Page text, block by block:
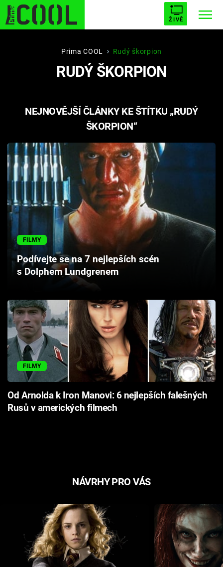
ŽIVĚ
STARHOUSE BUFFY, PŘEMOŽITELKA UPÍRŮ
PLNEJ KOTEL AVENGERS 5
Filmy
Seriály
Hry
Cool Esport
Pořady
Sledujte prima+
Přihlášení
Sledujte nás
Prima COOL Rudý škorpion
RUDÝ ŠKORPION
NEJNOVĚJŠÍ ČLÁNKY KE ŠTÍTKU „RUDÝ
ŠKORPION“
FILMY
Podívejte se na 7 nejlepších scén
s Dolphem Lundgrenem
FILMY
Od Arnolda k Iron Manovi: 6 nejlepších falešných
Rusů v amerických filmech
NÁVRHY PRO VÁS